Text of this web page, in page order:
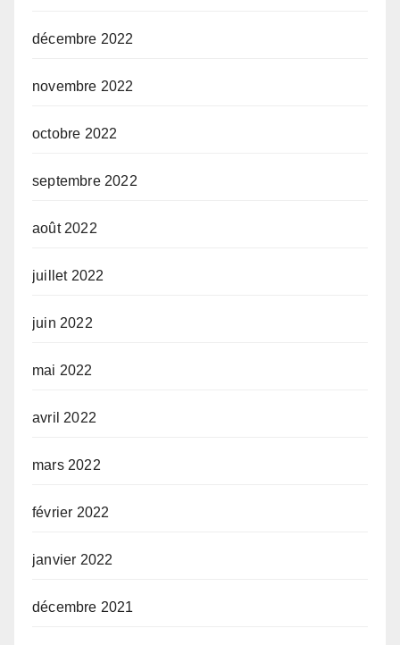
décembre 2022
novembre 2022
octobre 2022
septembre 2022
août 2022
juillet 2022
juin 2022
mai 2022
avril 2022
mars 2022
février 2022
janvier 2022
décembre 2021